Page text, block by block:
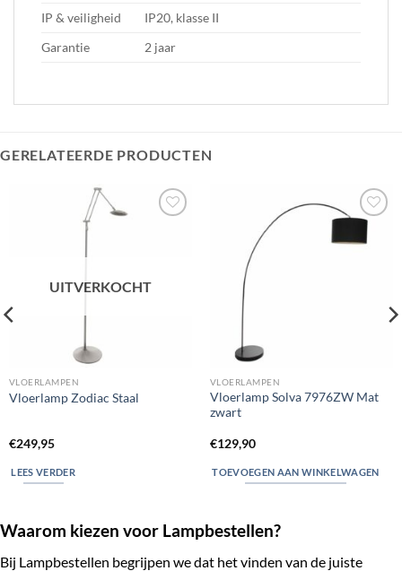
IP & veiligheid
IP20, klasse II
Garantie
2 jaar
GERELATEERDE PRODUCTEN
UITVERKOCHT
VLOERLAMPEN
Vloerlamp Zodiac Staal
€249,95
LEES VERDER
Toevoegen
aan
VLOERLAMPEN
Vloerlamp Solva 7976ZW Mat
zwart
€129,90
TOEVOEGEN AAN WINKELWAGEN
Waarom kiezen voor Lampbestellen?
Bij Lampbestellen begrijpen we dat het vinden van de juiste